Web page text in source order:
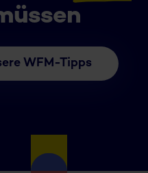
WFM-Tipps